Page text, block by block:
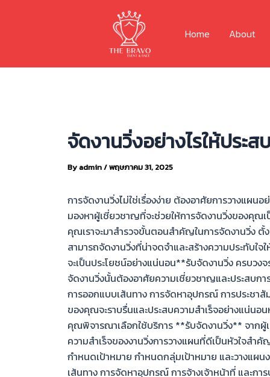
Home About
จัดงานวิ่งอย่างไรให้ประ
Byadmin/พฤษภาคม 31, 2025
การจัดงานวิ่งไม่ใช่เรื่องง่าย ต้องอาศัยการวางแผ
มองหาผู้เชี่ยวชาญที่จะช่วยให้การจัดงานวิ่งของคุณ
คุณเราจะมาสำรวจขั้นตอนสำคัญในการจัดงานวิ่ง
สามารถจัดงานวิ่งที่น่าจดจำและสร้างความประทับใ
จะเป็นประโยชน์อย่างแน่นอน**รับจัดงานวิ่ง ครบวง
จัดงานวิ่งนั้นต้องอาศัยความเชี่ยวชาญและประสบ
การออกแบบเส้นทาง การจัดหาอุปกรณ์ การประชา
ของคุณจะราบรื่นและประสบความสำเร็จอย่างแน่นอ
คุณพิจารณาเลือกใช้บริการ **รับจัดงานวิ่ง** จากผู้
ความสำเร็จของงานวิ่งการวางแผนที่ดีเป็นหัวใจส
กำหนดเป้าหมาย กำหนดกลุ่มเป้าหมาย และวางแผ
เส้นทาง การจัดหาอุปกรณ์ การจ้างเจ้าหน้าที่ และก